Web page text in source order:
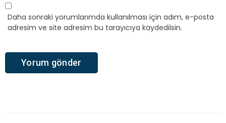
Daha sonraki yorumlarımda kullanılması için adım, e-posta
adresim ve site adresim bu tarayıcıya kaydedilsin.